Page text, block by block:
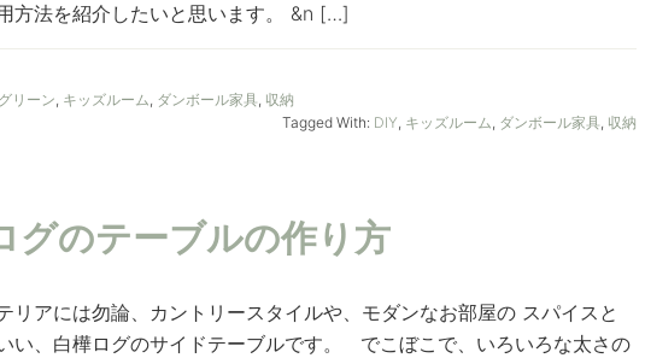
方法を紹介したいと思います。 &n […]
リーン, キッズルーム, ダンボール家具, 収納
Tagged With: DIY, キッズルーム, ダンボール家具, 収納
グのテーブルの作り方
リアには勿論、カントリースタイルや、モダンなお部屋の スパイスと
い、白樺ログのサイドテーブルです。 でこぼこで、いろいろな太さの